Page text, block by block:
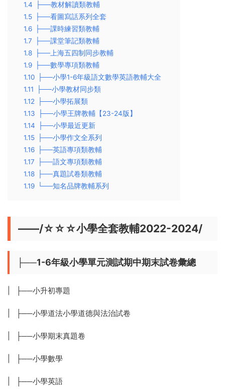
1.4
├──教材解讀類教輔
1.5
├──看圖寫話系列全套
1.6
├──課時練習類教輔
1.7
├──課堂筆記類教輔
1.8
├──上海五四制同步教輔
1.9
├──數學專項類教輔
1.10
├──小學1-6年級語文數學英語教輔大全
1.11
├──小學教材同步類
1.12
├──小學拓展類
1.13
├──小學王牌教輔【23-24版】
1.14
├──小學最近更新
1.15
├──小學作文全系列
1.16
├──英語專項類教輔
1.17
├──語文專項類教輔
1.18
├──真題試卷類教輔
1.19
└──知名品牌教輔系列
——/☆☆☆小學全套教輔2022-2024/
├──1-6年級小學單元測試期中期末試卷彙總
| ├──小升初專題
| ├──小學道法小學道德與法治試卷
| ├──小學期末真題卷
| ├──小學數學
| ├──小學英語